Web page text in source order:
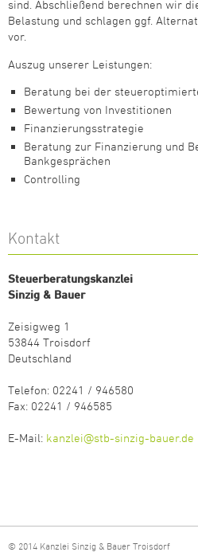
sind. Abschließend berechnen wir
Belastung und schlagen ggf.
vor.
Auszug unserer Leistungen:
Beratung bei der
Bewertung von Investitionen
Finanzierungsstrategie
Beratung zur Finanzierung und
Bankgesprächen
Controlling
Kontakt
Steuerberatungskanzlei
Sinzig & Bauer
Zeisigweg 1
53844 Troisdorf
Deutschland
Telefon: 02241 / 946580
Fax: 02241 / 946585
E-Mail: kanzlei@stb-sinzig-bauer.de
© 2014 Kanzlei Sinzig & Bauer Troisdorf